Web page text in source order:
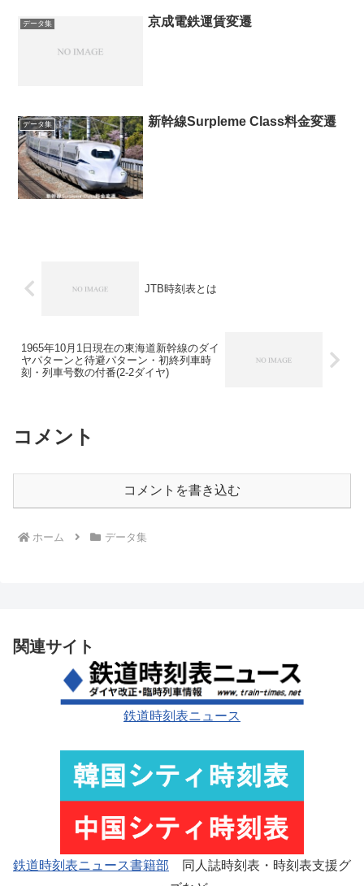
データ集 京成電鉄運賃変遷
データ集 新幹線Surpleme Class料金変遷
JTB時刻表とは
1965年10月1日現在の東海道新幹線のダイ
ヤパターンと待避パターン・初終列車時
刻・列車号数の付番(2-2ダイヤ)
コメント
コメントを書き込む
ホーム データ集
関連サイト
鉄道時刻表ニュース
鉄道時刻表ニュース書籍部 同人誌時刻表・時刻表支援グ